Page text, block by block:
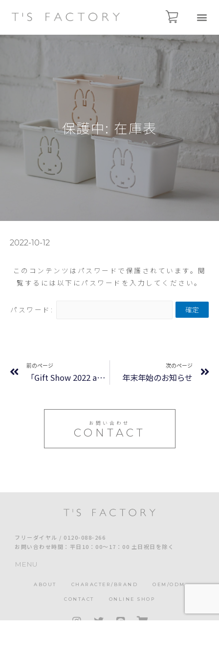
保護中: 在庫表
2022-10-12
このコンテンツはパスワードで保護されています。閲
覧するには以下にパスワードを入力してください。
パスワード:
前のページ
「Gift Show 2022 autumn」出展いたしました
次のページ
年末年始のお知らせ
お問い合わせ
CONTACT
フリーダイヤル / 0120-088-266
お問い合わせ時間：平日10：00～17：00 土日祝日を除く
MENU
ABOUT CHARACTER/BRAND OEM/ODM
CONTACT ONLINE SHOP